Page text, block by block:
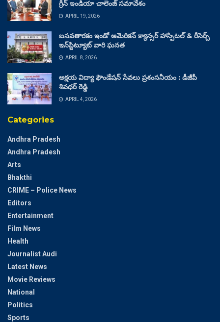
గ్రీన్ ఇండియా చాలెంజ్ సమావేశం
APRIL 19, 2026
బసవతారకం ఇండో అమెరికన్ క్యాన్సర్ హాస్పిటల్ & రీసెర్చ్
ఇన్‌స్టిట్యూట్ వారి ఘనత
APRIL 8, 2026
అక్షయ విద్యా ఫౌండేషన్ సేవలు ప్రశంసనీయం : డీజీపీ
శివధర్ రెడ్డి
APRIL 4, 2026
Categories
Andhra Pradesh
Andhra Pradesh
Arts
Bhakthi
CRIME – Police News
Editors
Entertainment
Film News
Health
Journalist Audi
Latest News
Movie Reviews
National
Politics
Sports